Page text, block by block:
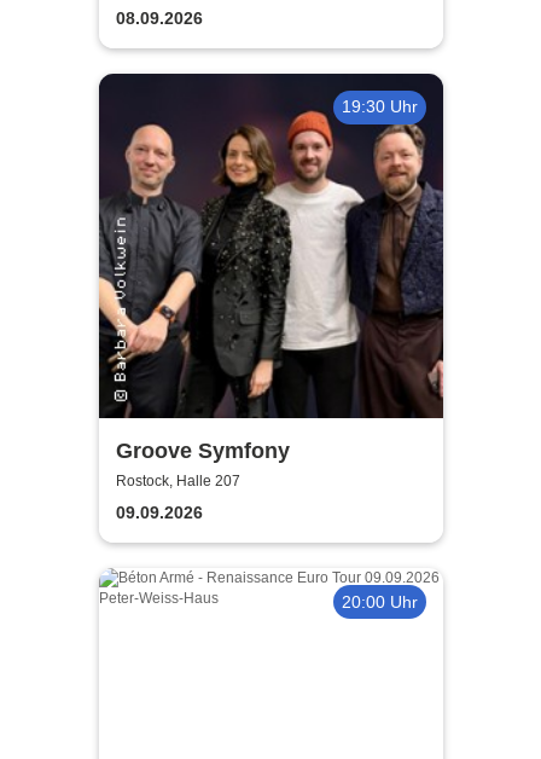
guter Begleitung
08.09.2026
19:30 Uhr
Groove Symfony
Rostock, Halle 207
09.09.2026
20:00 Uhr